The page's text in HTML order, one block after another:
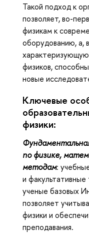
Такой подход к
позволяет, во-
физикам к
оборудованию, а,
физиков,
новые
Ключевые
физики:
по физике,
методам:
и
ученые базовых
позволяет
физики и
преподавания.